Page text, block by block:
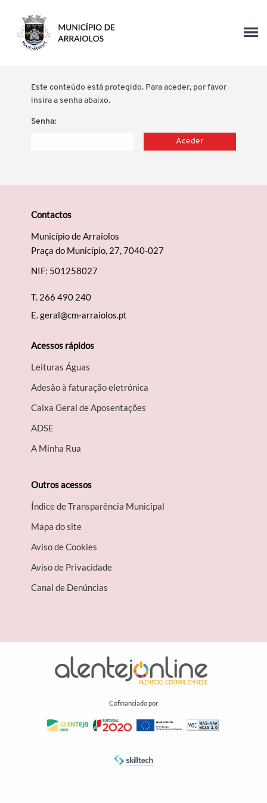
Termo de Pesquisa
Categorias gerais
Filtros
Este conteúdo está protegido. Para aceder, por favor
insira a senha abaixo.
Senha:
Contactos
Município de Arraiolos
Praça do Município, 27, 7040-027
NIF: 501258027
T. 266 490 240
E.geral@cm-arraiolos.pt
Acessos rápidos
Leituras Águas
Adesão à faturação eletrónica
Caixa Geral de Aposentações
A​DSE
A Minha Rua
Outros acessos
Índice de Transparência Municipal
Mapa do site
Aviso de Cookies
Aviso de Privacidade
Canal de Denúncias
Cofinanciado por